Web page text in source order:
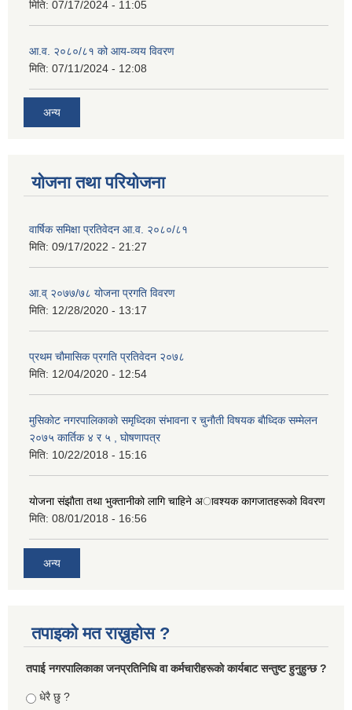
मिति: 07/17/2024 - 11:05
आ.व. २०८०/८१ को आय-व्यय विवरण
मिति: 07/11/2024 - 12:08
अन्य
योजना तथा परियोजना
वार्षिक समिक्षा प्रतिवेदन आ.व. २०८०/८१
मिति: 09/17/2022 - 21:27
आ.व् २०७७/७८ योजना प्रगति विवरण
मिति: 12/28/2020 - 13:17
प्रथम चाैमासिक प्रगति प्रतिवेदन २०७८
मिति: 12/04/2020 - 12:54
मुसिकाेट नगरपालिकाकाे समृध्दिका संभावना र चुनाैती विषयक बाैध्दिक सम्मेलन
२०७५ कार्तिक ४ र ५ , घाेषणापत्र
मिति: 10/22/2018 - 15:16
याेजना संझाैता तथा भुक्तानीकाे लागि चाहिने अावश्यक कागजातहरूकाे विवरण
मिति: 08/01/2018 - 16:56
अन्य
तपाइको मत राख्नुहोस ?
तपा‌ई नगरपालिकाका जनप्रतिनिधि वा कर्मचारीहरूकाे कार्यबाट सन्तुष्ट हुनुहुन्छ ?
Choices
धेरै छु ?